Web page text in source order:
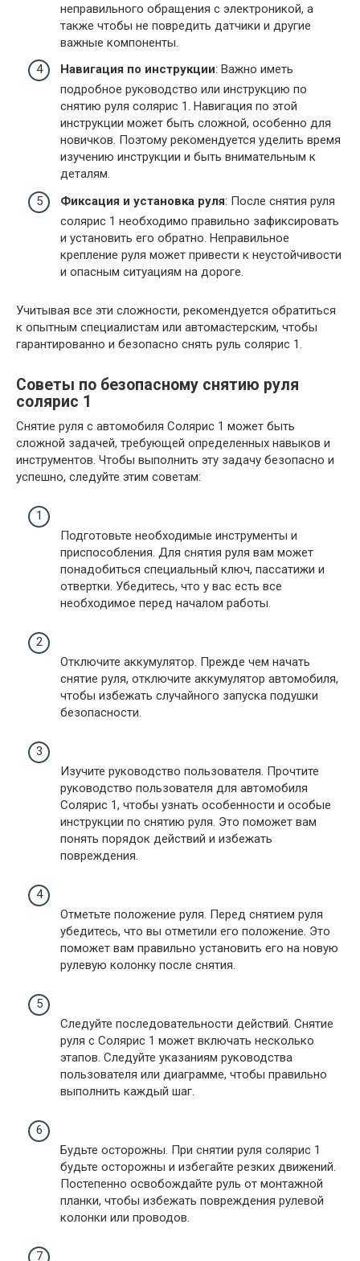
неправильного обращения с электроникой, а
также чтобы не повредить датчики и другие
важные компоненты.
Навигация по инструкции: Важно иметь
подробное руководство или инструкцию по
снятию руля солярис 1. Навигация по этой
инструкции может быть сложной, особенно для
новичков. Поэтому рекомендуется уделить время
изучению инструкции и быть внимательным к
деталям.
Фиксация и установка руля: После снятия руля
солярис 1 необходимо правильно зафиксировать
и установить его обратно. Неправильное
крепление руля может привести к неустойчивости
и опасным ситуациям на дороге.
Учитывая все эти сложности, рекомендуется обратиться
к опытным специалистам или автомастерским, чтобы
гарантированно и безопасно снять руль солярис 1.
Советы по безопасному снятию руля
солярис 1
Снятие руля с автомобиля Солярис 1 может быть
сложной задачей, требующей определенных навыков и
инструментов. Чтобы выполнить эту задачу безопасно и
успешно, следуйте этим советам:
Подготовьте необходимые инструменты и
приспособления. Для снятия руля вам может
понадобиться специальный ключ, пассатижи и
отвертки. Убедитесь, что у вас есть все
необходимое перед началом работы.
Отключите аккумулятор. Прежде чем начать
снятие руля, отключите аккумулятор автомобиля,
чтобы избежать случайного запуска подушки
безопасности.
Изучите руководство пользователя. Прочтите
руководство пользователя для автомобиля
Солярис 1, чтобы узнать особенности и особые
инструкции по снятию руля. Это поможет вам
понять порядок действий и избежать
повреждения.
Отметьте положение руля. Перед снятием руля
убедитесь, что вы отметили его положение. Это
поможет вам правильно установить его на новую
рулевую колонку после снятия.
Следуйте последовательности действий. Снятие
руля с Солярис 1 может включать несколько
этапов. Следуйте указаниям руководства
пользователя или диаграмме, чтобы правильно
выполнить каждый шаг.
Будьте осторожны. При снятии руля солярис 1
будьте осторожны и избегайте резких движений.
Постепенно освобождайте руль от монтажной
планки, чтобы избежать повреждения рулевой
колонки или проводов.